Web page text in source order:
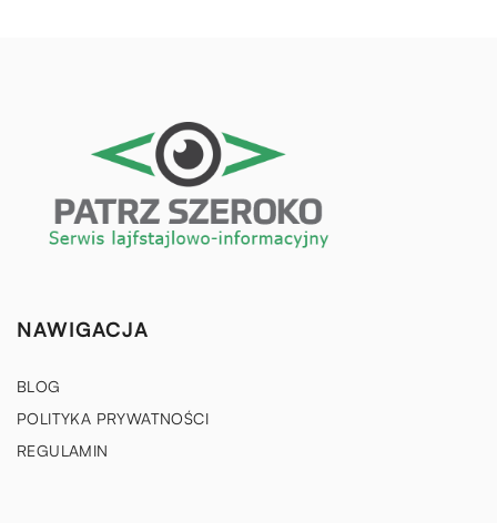
NAWIGACJA
BLOG
POLITYKA PRYWATNOŚCI
REGULAMIN